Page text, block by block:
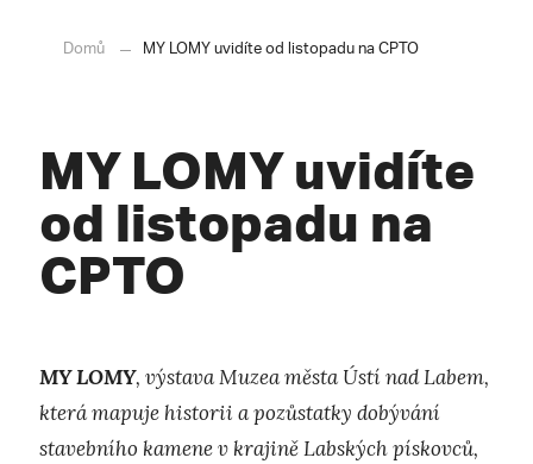
Domů MY LOMY uvidíte od listopadu na CPTO
MY LOMY uvidíte
od listopadu na
CPTO
MY LOMY, výstavaMuzea města Ústí nad Labem,
která mapuje historii a pozůstatky dobývání
stavebního kamene v krajině Labských pískovců,